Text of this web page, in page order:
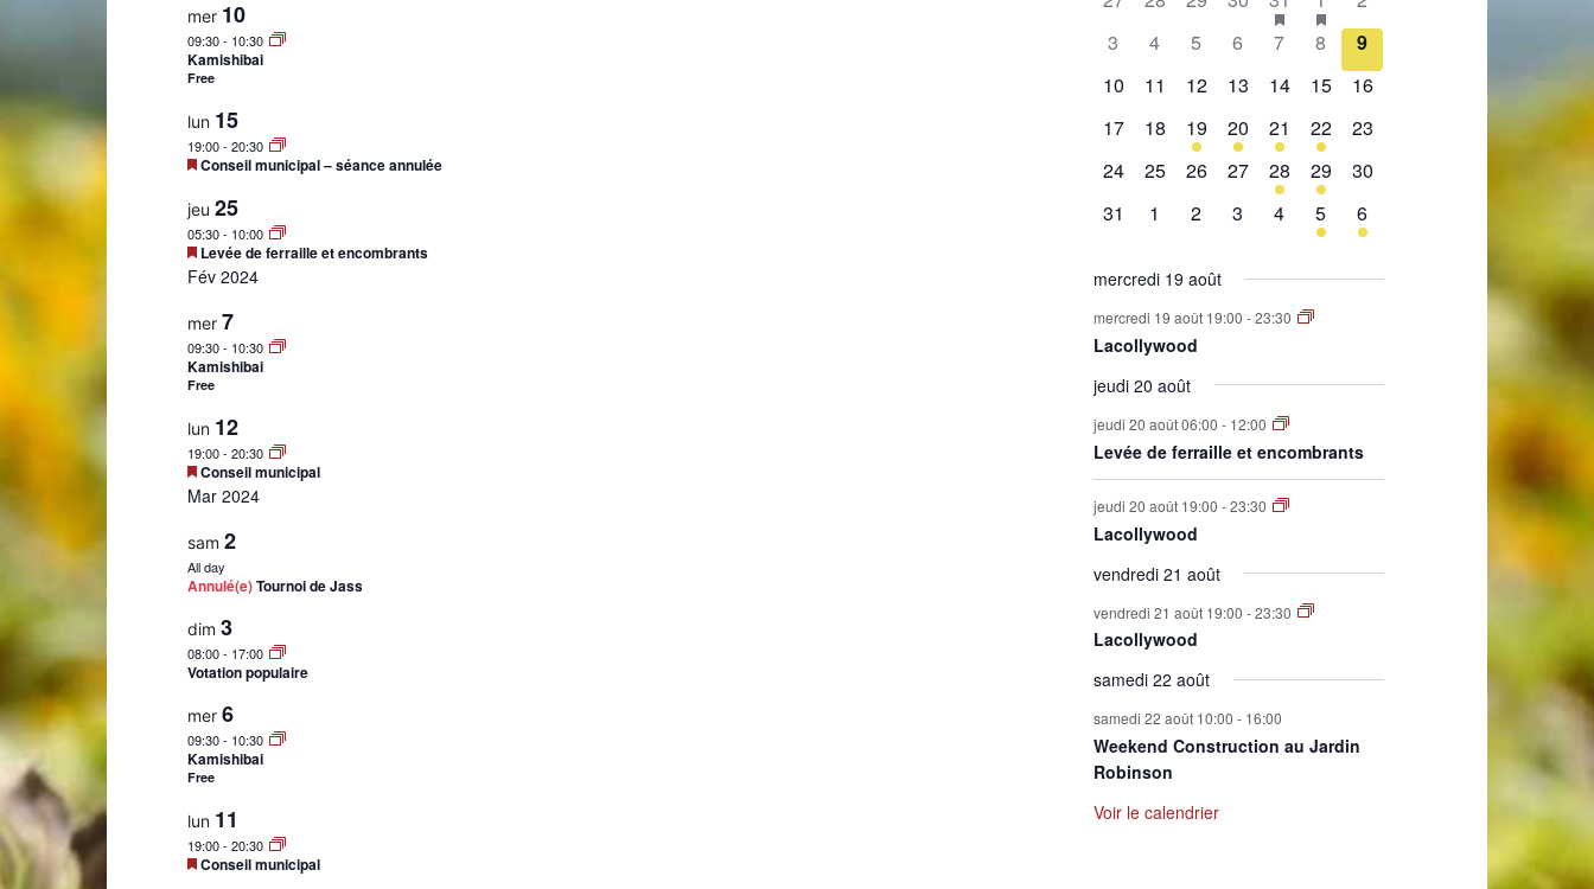
Laconnex
Genève
mer 10
09:30- 10:30
Kamishibai
Free
lun 15
19:00- 20:30
Mis
avant
Conseil municipal – séance annulée
jeu 25
05:30- 10:00
Mis
en
avant
Levée de ferraille et encombrants
Fév 2024
mer 7
09:30- 10:30
Kamishibai
Free
lun 12
19:00- 20:30
Mis
en
avant
Conseil municipal
Mar 2024
sam 2
All day
Annulé(e)Tournoi de Jass
dim 3
08:00- 17:00
Votation populaire
mer 6
09:30- 10:30
Kamishibai
Free
lun 11
19:00- 20:30
Mis
Conseil municipal
de
Évènements
évènement,évènement,
évènement,
évènements,
évènement,
0
3
0
4
0
5
0
6
0
évènement,
7
0
évènement,
8
0
évènement,
9
0
10
0
11
0
12
0
13
0
14
0
15
0
16
0
évènement,
17
0
évènement,
18
1
évènement,
19
2
évènements,
20
1
évènement,
21
2
évènements,
22
0
23
0
24
0
25
0
évènement,
26
0
évènement,
27
1
évènement,
28
1
évènement,
29
0
30
0
31
0
1
0
2
0
évènement,
3
0
évènement,
4
1
évènement,
5
1
évènement,
6
mercredi 19 août
mercredi 19 août 19:00 -23:30
Lacollywood
jeudi 20 août
jeudi 20 août 06:00 - 12:00
Levée de ferraille et encombrants
jeudi 20 août 19:00 -23:30
Lacollywood
vendredi 21 août
vendredi 21 août 19:00 -23:30
Lacollywood
samedi 22 août
samedi 22 août 10:00 - 16:00
Weekend Construction au Jardin
Robinson
Voir le calendrier